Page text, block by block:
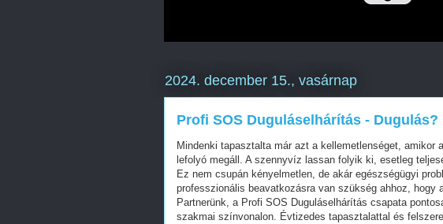
2024. december 15., vasárnap
Profi SOS Duguláselhárítás -
Mindenki tapasztalta már azt a kellemetlenséget, amikor
lefolyó megáll. A szennyvíz lassan folyik ki, esetleg
Ez nem csupán kényelmetlen, de akár egészségügyi
professzionális beavatkozásra van szükség ahhoz, hogy
Partnerünk, a Profi SOS Duguláselhárítás csapata
szakmai színvonalon. Évtizedes tapasztalattal és